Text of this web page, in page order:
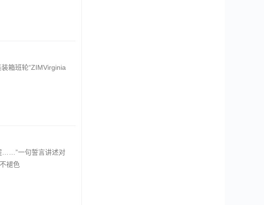
箱班轮“ZIMVirginia
……”一句誓言讲述对
褪色